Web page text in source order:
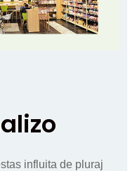
influita de pluraj